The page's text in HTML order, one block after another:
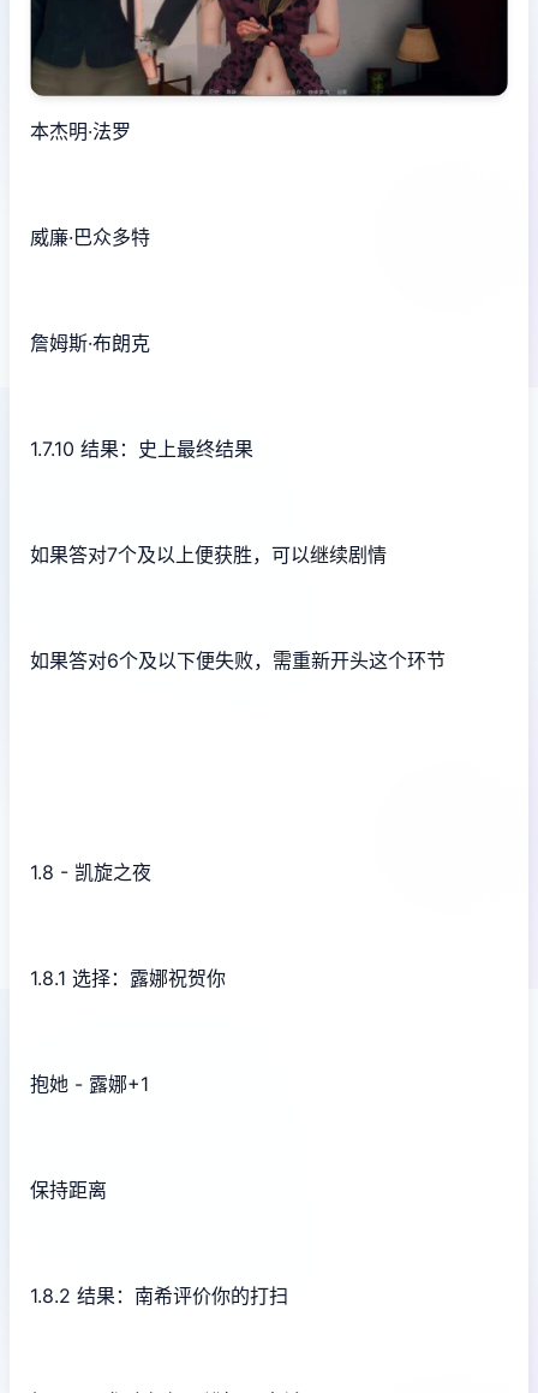
本杰明·法罗
威廉·巴众多特
詹姆斯·布朗克
1.7.10 结果：史上最终结果
如果答对7个及以上便获胜，可以继续剧情
如果答对6个及以下便失败，需重新开头这个环节
1.8 - 凯旋之夜
1.8.1 选择：露娜祝贺你
抱她 - 露娜+1
保持距离
1.8.2 结果：南希评价你的打扫